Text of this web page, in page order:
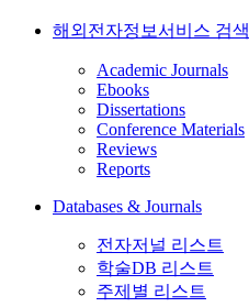
해외전자정보서비스 검색
Academic Journals
Ebooks
Dissertations
Conference Materials
Reviews
Reports
Databases & Journals
전자저널 리스트
학술DB 리스트
주제별 리스트